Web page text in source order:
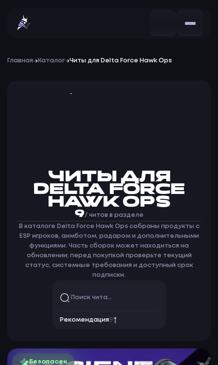
Главная Каталог Читы для Delta Force Hawk Ops
ЧИТЫ ДЛЯ
DELTA FORCE
HAWK OPS
9/ читов в разделе
В каталоге Delta Force Hawk Ops собраны продукты с
ESP игроков, аимботом, радаром и дополнительными
функциями. Часть сборок может находиться на
обновлении; перед покупкой проверьте текущий
статус, системные требования и доступный срок
подписки.
Рекомендация
Безопасен